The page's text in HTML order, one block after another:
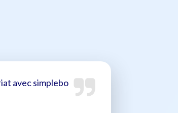
avec simplebo